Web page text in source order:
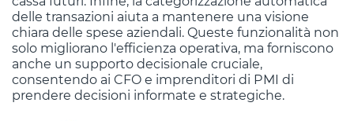
delle transazioni aiuta a mantenere una visione
chiara delle spese aziendali. Queste funzionalità non
solo migliorano l'efficienza operativa, ma forniscono
anche un supporto decisionale cruciale,
consentendo ai CFO e imprenditori di PMI di
prendere decisioni informate e strategiche.